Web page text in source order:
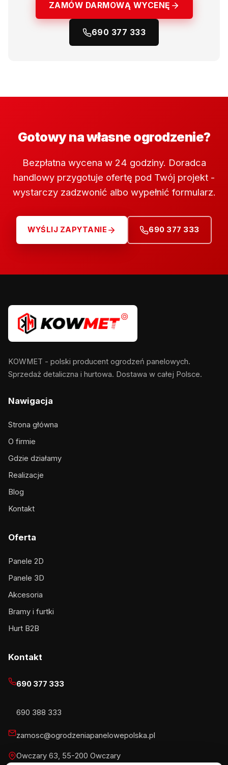
ZAMÓW DARMOWĄ WYCENĘ
690 377 333
Gotowy na własne ogrodzenie?
Bezpłatna wycena w 24 godziny. Doradca
handlowy przygotuje ofertę pod Twój projekt -
wystarczy zadzwonić albo wypełnić formularz.
WYŚLIJ ZAPYTANIE 690 377 333
KOWMET - polski producent ogrodzeń panelowych.
Sprzedaż detaliczna i hurtowa. Dostawa w całej Polsce.
Nawigacja
Strona główna
O firmie
Gdzie działamy
Realizacje
Blog
Kontakt
Oferta
Panele 2D
Panele 3D
Akcesoria
Bramy i furtki
Hurt B2B
Kontakt
690 377 333
690 388 333
zamosc@ogrodzeniapanelowepolska.pl
Owczary 63, 55-200 Owczary